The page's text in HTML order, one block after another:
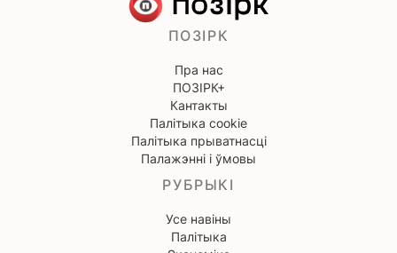
ПОЗІРК
Пра нас
ПОЗІРК+
Кантакты
Палітыка cookie
Палітыка прыватнасці
Палажэнні і ўмовы
РУБРЫКІ
Усе навіны
Палітыка